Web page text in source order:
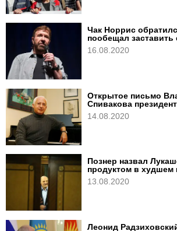
Чак Норрис
пообещал заставить
16.08.2020
Открытое письмо
Спивакова
14.08.2020
Познер назвал
продуктом в худшем
13.08.2020
Леонид